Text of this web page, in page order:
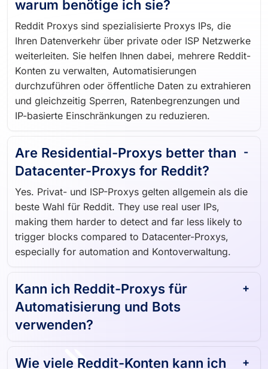
warum benötige ich sie?
Reddit Proxys sind spezialisierte Proxys IPs, die
Ihren Datenverkehr über private oder ISP Netzwerke
weiterleiten. Sie helfen Ihnen dabei, mehrere Reddit-
Konten zu verwalten, Automatisierungen
durchzuführen oder öffentliche Daten zu extrahieren
und gleichzeitig Sperren, Ratenbegrenzungen und
IP-basierte Einschränkungen zu reduzieren.
Are Residential-Proxys better than
Datacenter-Proxys for Reddit?
Yes. Privat- und ISP-Proxys gelten allgemein als die
beste Wahl für Reddit. They use real user IPs,
making them harder to detect and far less likely to
trigger blocks compared to Datacenter-Proxys,
especially for automation and Kontoverwaltung.
Kann ich Reddit-Proxys für
Automatisierung und Bots
verwenden?